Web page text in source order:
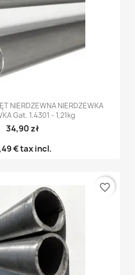
NIERDZEWNA NIERDZEWKA
Gat. 1.4301 - 1,21kg
34,90 zł
€tax incl.
favorite_border